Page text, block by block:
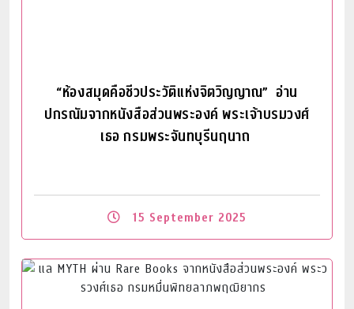
“ห้องสมุดคือชีวประวัติแห่งจิตวิญญาณ” อ่าน
ปกรณัมจากหนังสือส่วนพระองค์ พระเจ้าบรมวงศ์
เธอ กรมพระจันทบุรีนฤนาถ
15 September 2025
Read More